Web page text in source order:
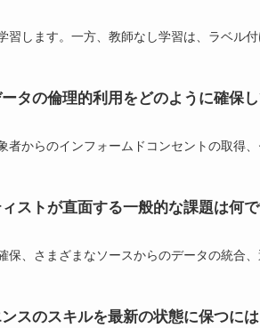
します。一方、教師なし学習は、ラベル
タの倫理的利用をどのように確保
からのインフォームドコンセントの取得
ストが直面する一般的な課題は何
、さまざまなソースからのデータの統合
スのスキルを最新の状態に保つには